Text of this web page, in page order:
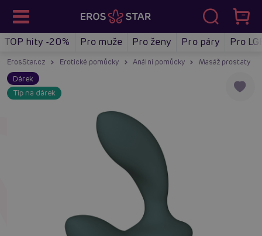
TOP hity -20% Pro muže Pro ženy Pro páry Pro
ErosStar.cz Erotické pomůcky Anální pomůcky Masáž prostaty
Dárek
Tip na dárek